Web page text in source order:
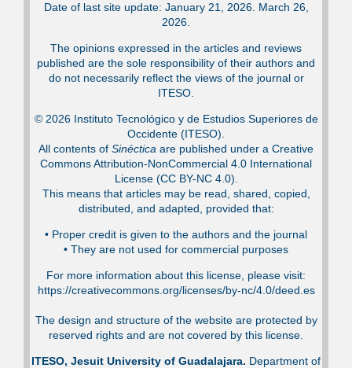
Date of last site update: January 21, 2026. March 26,
2026.
The opinions expressed in the articles and reviews
published are the sole responsibility of their authors and
do not necessarily reflect the views of the journal or
ITESO.
© 2026 Instituto Tecnológico y de Estudios Superiores de
Occidente (ITESO).
All contents of Sinéctica are published under a Creative
Commons Attribution-NonCommercial 4.0 International
License (CC BY-NC 4.0).
This means that articles may be read, shared, copied,
distributed, and adapted, provided that:
•⁠ Proper credit is given to the authors and the journal
•⁠ They are not used for commercial purposes
For more information about this license, please visit:
https://creativecommons.org/licenses/by-nc/4.0/deed.es
The design and structure of the website are protected by
reserved rights and are not covered by this license.
ITESO, Jesuit University of Guadalajara. Department of